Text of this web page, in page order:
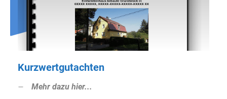
Kurzwertgutachten
Mehr dazu hier...